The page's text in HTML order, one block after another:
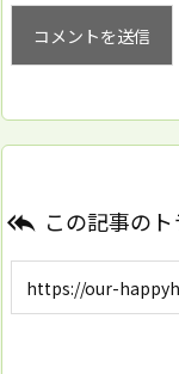
 この記事の